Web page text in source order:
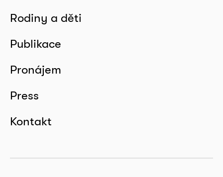
Rodiny a děti
Publikace
Pronájem
Press
Kontakt